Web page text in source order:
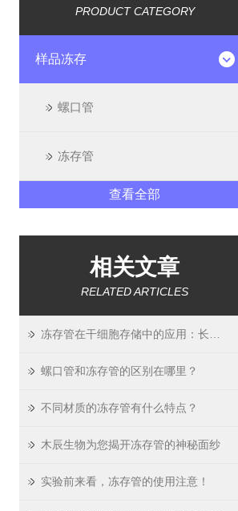
PRODUCT CATEGORY
样品冻存
螺口管
冻存管
查看全部
相关文章
RELATED ARTICLES
螺口管和冻存管的区别在哪里？
不同材质的冻存管有什么特点？
木辰生物为您揭开冻存管的神秘面纱
实验前来看，冻存管的使用注意！